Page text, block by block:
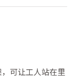
可让工人站在里